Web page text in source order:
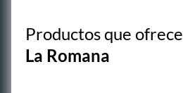
Productos que ofrece
La Romana